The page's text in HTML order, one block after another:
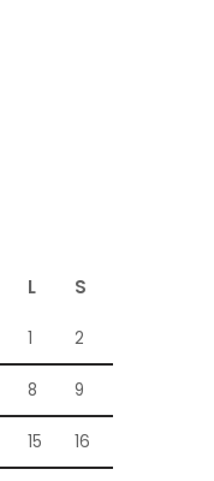
L S
1 2
8 9
15 16